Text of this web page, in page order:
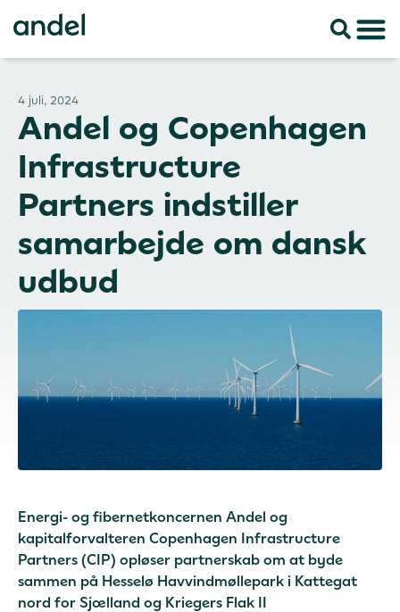
4 juli, 2024
Andel og Copenhagen
Infrastructure
Partners indstiller
samarbejde om dansk
udbud
Energi- og fibernetkoncernen Andel og
kapitalforvalteren Copenhagen Infrastructure
Partners (CIP) opløser partnerskab om at byde
sammen på Hesselø Havvindmøllepark i Kattegat
nord for Sjælland og Kriegers Flak II